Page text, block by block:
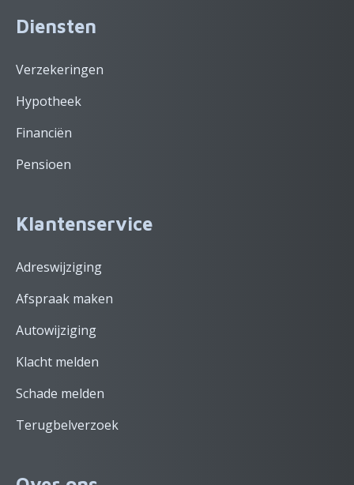
Diensten
Verzekeringen
Hypotheek
Financiën
Pensioen
Klantenservice
Adreswijziging
Afspraak maken
Autowijziging
Klacht melden
Schade melden
Terugbelverzoek